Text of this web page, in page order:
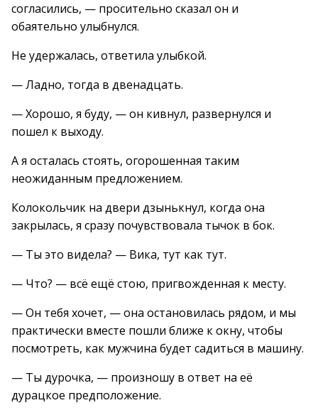
согласились, — просительно сказал он и
обаятельно улыбнулся.
Не удержалась, ответила улыбкой.
— Ладно, тогда в двенадцать.
— Хорошо, я буду, — он кивнул, развернулся и
пошел к выходу.
А я осталась стоять, огорошенная таким
неожиданным предложением.
Колокольчик на двери дзынькнул, когда она
закрылась, я сразу почувствовала тычок в бок.
— Ты это видела? — Вика, тут как тут.
— Что? — всё ещё стою, пригвожденная к месту.
— Он тебя хочет, — она остановилась рядом, и мы
практически вместе пошли ближе к окну, чтобы
посмотреть, как мужчина будет садиться в машину.
— Ты дурочка, — произношу в ответ на её
дурацкое предположение.